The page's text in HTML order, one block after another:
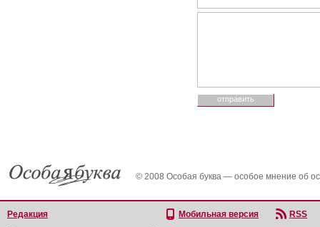
© 2008 Особая буква — особое мнение об
Редакция Мобильная версия
RSS